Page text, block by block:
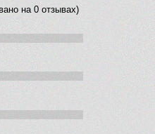
на 0 отзывах)